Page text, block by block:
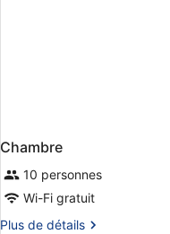
Chambre
10 personnes
Wi-Fi gratuit
Plus de détails
Plus